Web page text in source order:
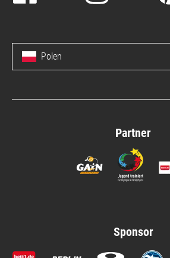
Polen
Partner
Sponsor